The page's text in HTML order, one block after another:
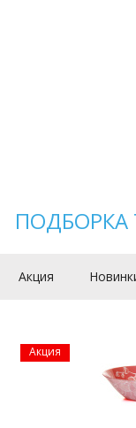
ПОДБОРКА
Акция
Акция